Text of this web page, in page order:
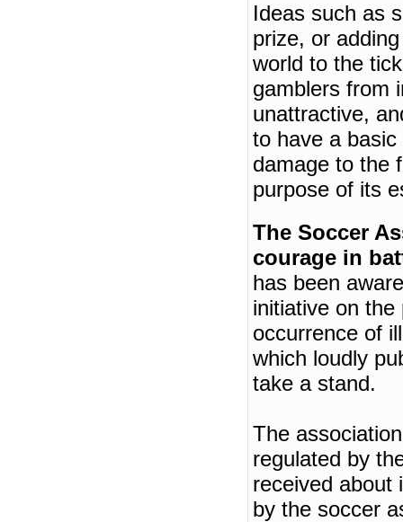
Ideas such as
prize, or
world to the
gamblers from
unattractive,
to have a
damage to the
purpose of its
The Soccer
courage in
has been
initiative on
occurrence of
which loudly
take a stand.
The
regulated by
received about
by the soccer